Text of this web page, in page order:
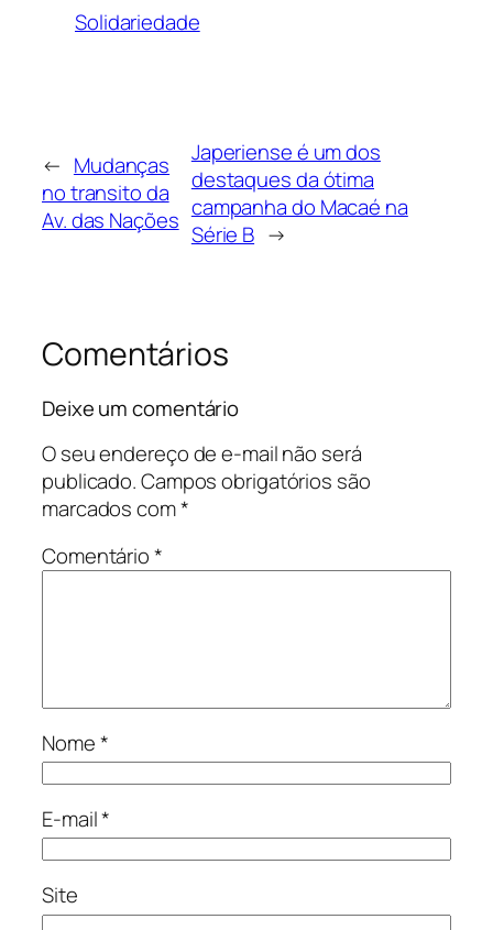
Solidariedade
← Mudanças
no transito da
Av. das Nações
Japeriense é um dos
destaques da ótima
campanha do Macaé na
Série B →
Comentários
Deixe um comentário
O seu endereço de e-mail não será
publicado.Campos obrigatórios são
marcados com*
Comentário*
Nome*
E-mail*
Site